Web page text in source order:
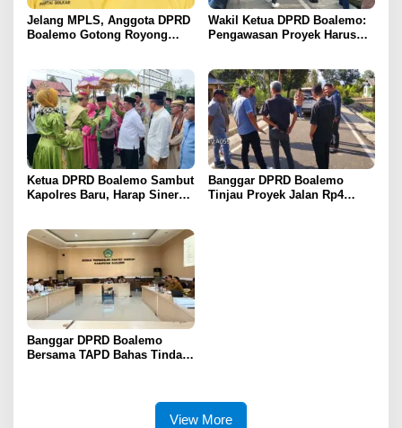
Jelang MPLS, Anggota DPRD
Boalemo Gotong Royong
Wakil Ketua DPRD Boalemo:
Pengawasan Proyek Harus
Ketua DPRD Boalemo Sambut
Kapolres Baru, Harap Sinergi
Banggar DPRD Boalemo
Tinjau Proyek Jalan Rp4
Banggar DPRD Boalemo
Bersama TAPD Bahas Tindak
View More